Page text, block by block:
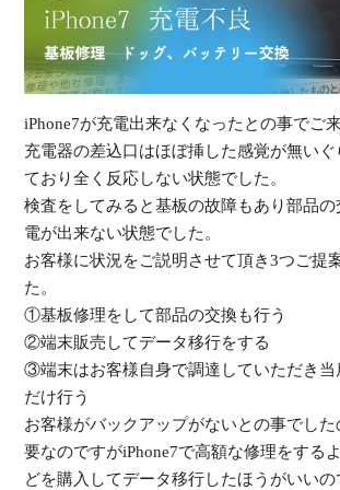
iPhone7が充電出来なくなったとの事でご
充電器の差込口はほぼ挿した感覚が無いぐ
ており全く反応しない状態でした。
検査をしてみると基板の故障もあり部品
電が出来ない状態でした。
お客様に状況をご説明させて頂き3つご提
た。
①基板修理をして部品の交換も行う
②端末販売してデータ移行をする
③端末はお客様自身で調達していただき当
だけ行う
お客様がバックアップがないとの事でし
要なのですがiPhone7で高額な修理をする
どを購入してデータ移行したほうがいい